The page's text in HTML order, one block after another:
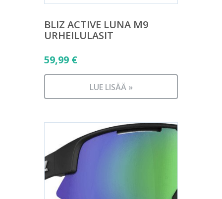
BLIZ ACTIVE LUNA M9
URHEILULASIT
59,99 €
LUE LISÄÄ »